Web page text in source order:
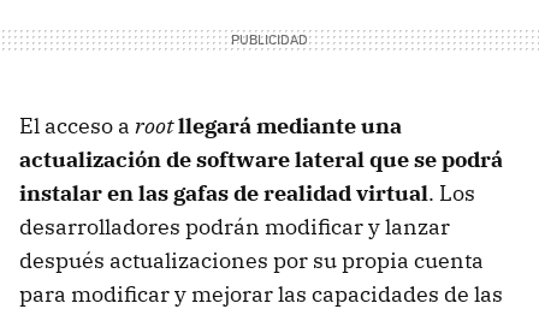
El acceso a rootllegará mediante una
actualización de software lateral que se podrá
instalar en las gafas de realidad virtual. Los
desarrolladores podrán modificar y lanzar
después actualizaciones por su propia cuenta
para modificar y mejorar las capacidades de las